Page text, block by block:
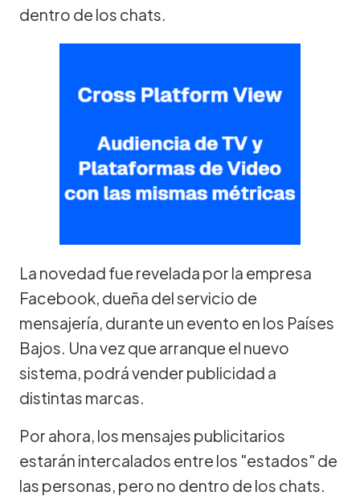
dentro de los chats.
La novedad fue revelada por la empresa
Facebook, dueña del servicio de
mensajería, durante un evento en los Países
Bajos. Una vez que arranque el nuevo
sistema, podrá vender publicidad a
distintas marcas.
Por ahora, los mensajes publicitarios
estarán intercalados entre los "estados" de
las personas, pero no dentro de los chats.